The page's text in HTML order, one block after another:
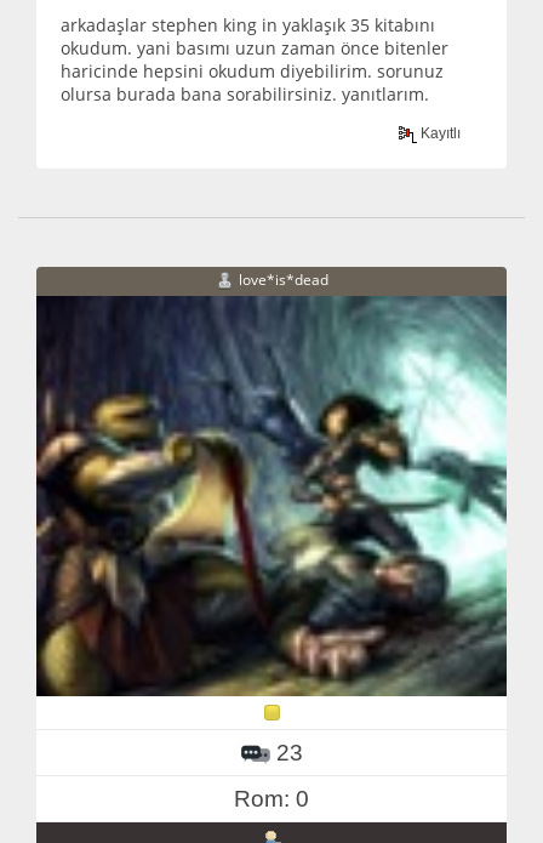
arkadaşlar stephen king in yaklaşık 35 kitabını
okudum. yani basımı uzun zaman önce bitenler
haricinde hepsini okudum diyebilirim. sorunuz
olursa burada bana sorabilirsiniz. yanıtlarım.
Kayıtlı
love*is*dead
23
Rom: 0